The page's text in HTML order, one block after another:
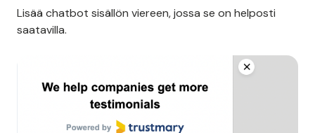
Jos et halua chatbotin häiritsevän sisältöä, kokeile
tätä sivupalkkiin tulevaa chatbot-widgetiä.
Lisää chatbot sisällön viereen, jossa se on helposti